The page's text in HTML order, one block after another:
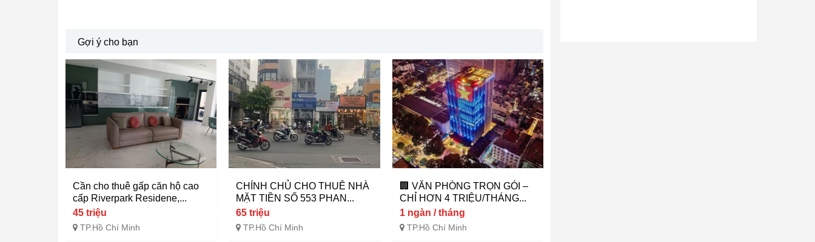
Gợi ý cho bạn
Cần cho thuê gấp căn hộ cao
cấp Riverpark Residene,...
45 triệu
TP.Hồ Chí Minh
CHÍNH CHỦ CHO THUÊ NHÀ
MẶT TIỀN SỐ 553 PHAN...
65 triệu
TP.Hồ Chí Minh
🏢 VĂN PHÒNG TRỌN GÓI –
CHỈ HƠN 4 TRIỆU/THÁNG...
1 ngàn / tháng
TP.Hồ Chí Minh